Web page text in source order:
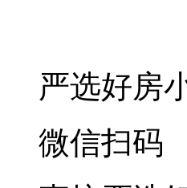
严选好房
微信扫码